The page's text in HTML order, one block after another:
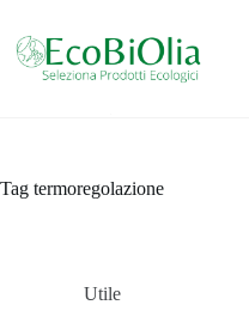
contenuto
Tag termoregolazione
Utile